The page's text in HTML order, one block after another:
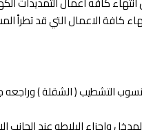
كافة الاعمال التي قد تطرأ
التشطيب ( الشقلة ) وراجعه